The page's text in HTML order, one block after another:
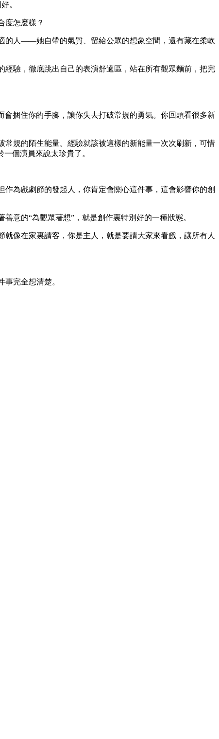
。
度怎麽樣？‌
的人——她自帶的氣質、留給公眾的想象空間，還有藏在柔軟
驗，徹底跳出自己的表演舒適區，站在所有觀眾麵前，把完
捆住你的手腳，讓你失去打破常規的勇氣。你回頭看很多新
規的陌生能量。經驗就該被這樣的新能量一次次刷新，可惜
個演員來說太珍貴了。
為戲劇節的發起人，你肯定會關心這件事，這會影響你的創
意的“為觀眾著想”，就是創作裏特別好的一種狀態。
像在家裏請客，你是主人，就是要請大家來看戲，讓所有人
完全想清楚。